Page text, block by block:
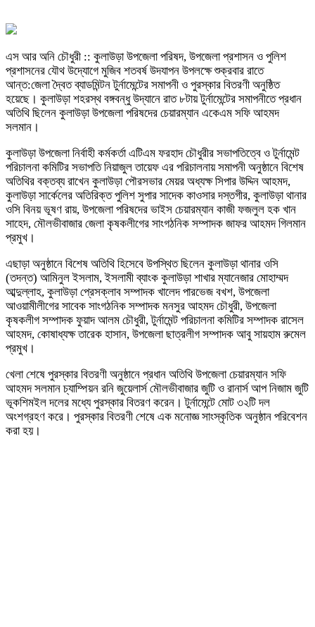
এস আর অনি চৌধুরী :: কুলাউড়া উপজেলা পরিষদ, উপজেলা প্রশাসন ও পুলিশ
প্রশাসনের যৌথ উদ্যোগে মুজিব শতবর্ষ উদযাপন উপলক্ষে শুক্রবার রাতে
আন্ত:জেলা দ্বৈত ব্যাডমিন্টন টুর্নামেন্টের সমাপনী ও পুরস্কার বিতরণী অনুষ্ঠিত
হয়েছে। কুলাউড়া শহরস্থ বঙ্গবন্ধু উদ্যানে রাত ৮টায় টুর্নামেন্টের সমাপনীতে প্রধান
অতিথি ছিলেন কুলাউড়া উপজেলা পরিষদের চেয়ারম্যান একেএম সফি আহমদ
সলমান।
কুলাউড়া উপজেলা নির্বাহী কর্মকর্তা এটিএম ফরহাদ চৌধুরীর সভাপতিত্বে ও টুর্নামেন্ট
পরিচালনা কমিটির সভাপতি নিয়াজুল তায়েফ এর পরিচালনায় সমাপনী অনুষ্ঠানে বিশেষ
অতিথির বক্তব্য রাখেন কুলাউড়া পৌরসভার মেয়র অধ্যক্ষ সিপার উদ্দিন আহমদ,
কুলাউড়া সার্কেলের অতিরিক্ত পুলিশ সুপার সাদেক কাওসার দস্তগীর, কুলাউড়া থানার
ওসি বিনয় ভূষণ রায়, উপজেলা পরিষদের ভাইস চেয়ারম্যান কাজী ফজলুল হক খান
সাহেদ, মৌলভীবাজার জেলা কৃষকলীগের সাংগঠনিক সম্পাদক জাফর আহমদ গিলমান
প্রমুখ।
এছাড়া অনুষ্ঠানে বিশেষ অতিথি হিসেবে উপস্থিত ছিলেন কুলাউড়া থানার ওসি
(তদন্ত) আমিনুল ইসলাম, ইসলামী ব্যাংক কুলাউড়া শাখার ম্যানেজার মোহাম্মদ
আব্দুল্লাহ, কুলাউড়া প্রেসক্লাব সম্পাদক খালেদ পারভেজ বখশ, উপজেলা
আওয়ামীলীগের সাবেক সাংগঠনিক সম্পাদক মনসুর আহমদ চৌধুরী, উপজেলা
কৃষকলীগ সম্পাদক ফুয়াদ আলম চৌধুরী, টুর্নামেন্ট পরিচালনা কমিটির সম্পাদক রাসেল
আহমদ, কোষাধ্যক্ষ তারেক হাসান, উপজেলা ছাত্রলীগ সম্পাদক আবু সায়হাম রুমেল
প্রমুখ।
খেলা শেষে পুরস্কার বিতরণী অনুষ্ঠানে প্রধান অতিথি উপজেলা চেয়ারম্যান সফি
আহমদ সলমান চ্যাম্পিয়ন রনি জুয়েলার্স মৌলভীবাজার জুটি ও রানার্স আপ নিজাম জুটি
ভূকশিমইল দলের মধ্যে পুরস্কার বিতরণ করেন। টুর্নামেন্টে মোট ৩২টি দল
অংশগ্রহণ করে। পুরস্কার বিতরণী শেষে এক মনোজ্ঞ সাংস্কৃতিক অনুষ্ঠান পরিবেশন
করা হয়।